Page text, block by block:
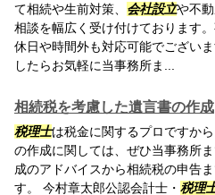
て相続や生前対策、 会社設立や不
相談を幅広く受け付けております
休日や時間外も対応可能でござい
したらお気軽に当事務所ま...
相続税を考慮した遺言書の作成
税理士は税金に関するプロですか
の作成に関しては、ぜひ当事務所
成のアドバイスから相続税の申告
す。 今村章太郎公認会計士・ 税理